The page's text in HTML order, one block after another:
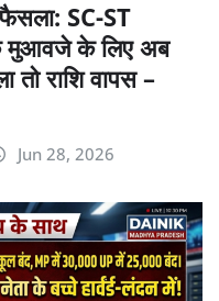
SC-ST
मुआवजे के लिए अब
तो राशि वापस –
Jun 28, 2026